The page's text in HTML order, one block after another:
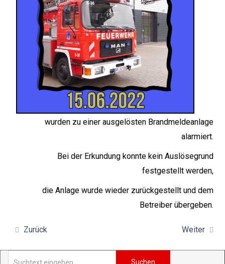
wurden zu einer ausgelösten Brandmeldeanlage
alarmiert.
Bei der Erkundung konnte kein Auslösegrund
festgestellt werden,
die Anlage wurde wieder zurückgestellt und dem
Betreiber übergeben.
Zurück Weiter
Suchen